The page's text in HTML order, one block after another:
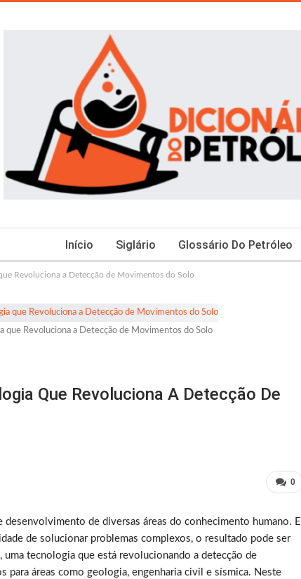
Início Siglário Glossário Do Petróleo
Revoluciona a Detecção de Movimentos do Solo
que Revoluciona a Detecção de Movimentos do Solo
Que Revoluciona A Detecção De
0
de diversas áreas do conhecimento humano. E
de solucionar problemas complexos, o resultado pode ser
tecnologia que está revolucionando a detecção de
para áreas como geologia, engenharia civil e sísmica. Neste